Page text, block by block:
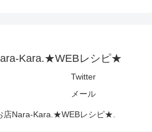
Kara.★WEBレシピ★
Twitter
メール
店Nara-Kara.★WEBレシピ★.